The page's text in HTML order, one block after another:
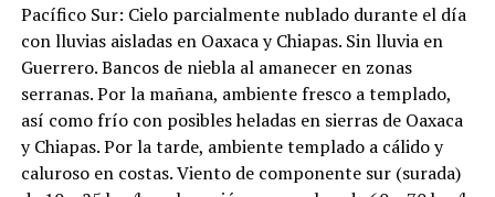
Pacífico Sur: Cielo parcialmente nublado durante el día
con lluvias aisladas en Oaxaca y Chiapas. Sin lluvia en
Guerrero. Bancos de niebla al amanecer en zonas
serranas. Por la mañana, ambiente fresco a templado,
así como frío con posibles heladas en sierras de Oaxaca
y Chiapas. Por la tarde, ambiente templado a cálido y
caluroso en costas. Viento de componente sur (surada)